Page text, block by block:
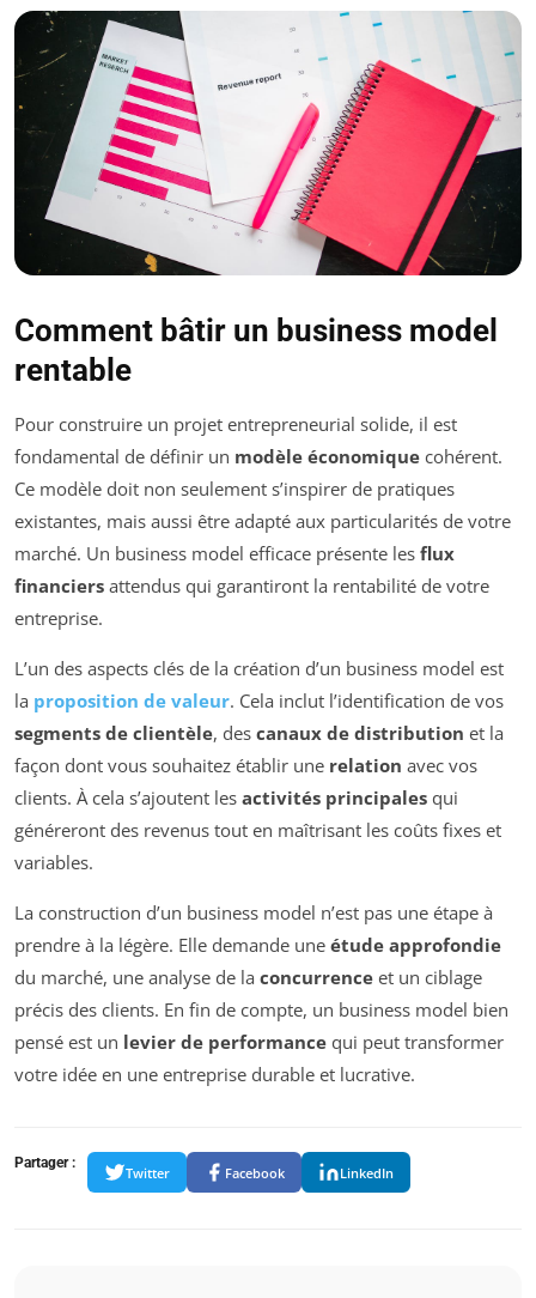
Comment bâtir un business model
rentable
Pour construire un projet entrepreneurial solide, il est
fondamental de définir un modèle économique cohérent.
Ce modèle doit non seulement s’inspirer de pratiques
existantes, mais aussi être adapté aux particularités de votre
marché. Un business model efficace présente les flux
financiers attendus qui garantiront la rentabilité de votre
entreprise.
L’un des aspects clés de la création d’un business model est
la proposition de valeur. Cela inclut l’identification de vos
segments de clientèle, des canaux de distribution et la
façon dont vous souhaitez établir une relation avec vos
clients. À cela s’ajoutent les activités principales qui
généreront des revenus tout en maîtrisant les coûts fixes et
variables.
La construction d’un business model n’est pas une étape à
prendre à la légère. Elle demande une étude approfondie
du marché, une analyse de la concurrence et un ciblage
précis des clients. En fin de compte, un business model bien
pensé est un levier de performance qui peut transformer
votre idée en une entreprise durable et lucrative.
Partager :
Twitter Facebook LinkedIn